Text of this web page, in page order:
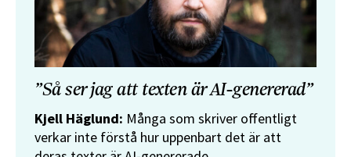
”Så ser jag att texten är AI-genererad”
Kjell Häglund: Många som skriver offentligt
verkar inte förstå hur uppenbart det är att